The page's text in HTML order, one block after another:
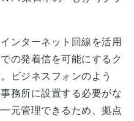
ンターネット回線を活用
の発着信を可能にするク
ビジネスフォンのよう
務所に設置する必要がな
元管理できるため、拠点